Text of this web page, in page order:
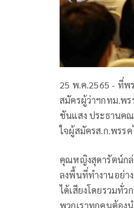
25 พ.ค.2565 - ที่พ
สมัครผู้ว่าฯกทม.พร
ชันแสง ประธานค
ใจผู้สมัครส.ก.พรรค
คุณหญิงสุดารัตน์กล่
ลงพื้นที่ทำงานอย่า
ได้เสียงโดยรวมทั่
พวกเราทุกคนต้อง